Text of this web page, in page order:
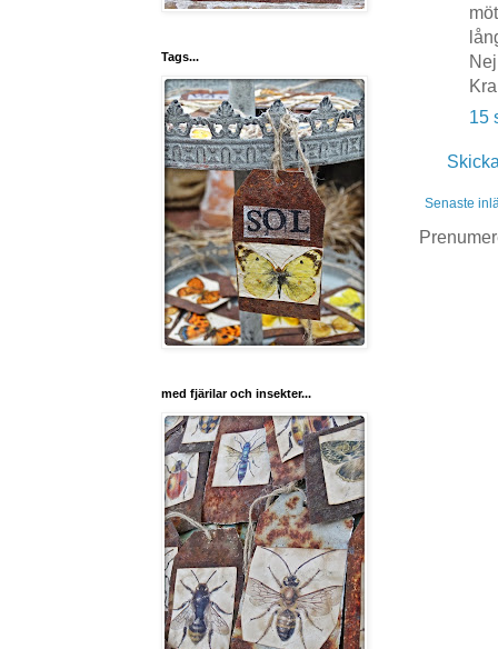
15
Senaste
Tags...
med fjärilar och insekter...